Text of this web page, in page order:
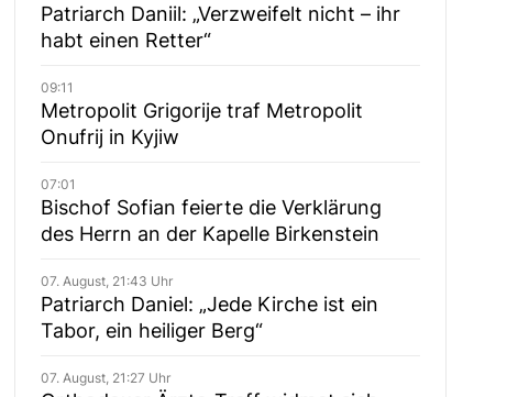
Patriarch Daniil: „Verzweifelt nicht – ihr
habt einen Retter“
09:11
Metropolit Grigorije traf Metropolit
Onufrij in Kyjiw
07:01
Bischof Sofian feierte die Verklärung
des Herrn an der Kapelle Birkenstein
07. August, 21:43 Uhr
Patriarch Daniel: „Jede Kirche ist ein
Tabor, ein heiliger Berg“
07. August, 21:27 Uhr